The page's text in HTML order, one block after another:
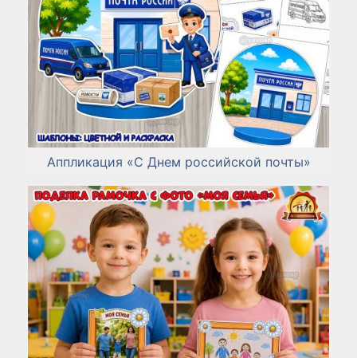
Аппликация «С Днем российской почты»